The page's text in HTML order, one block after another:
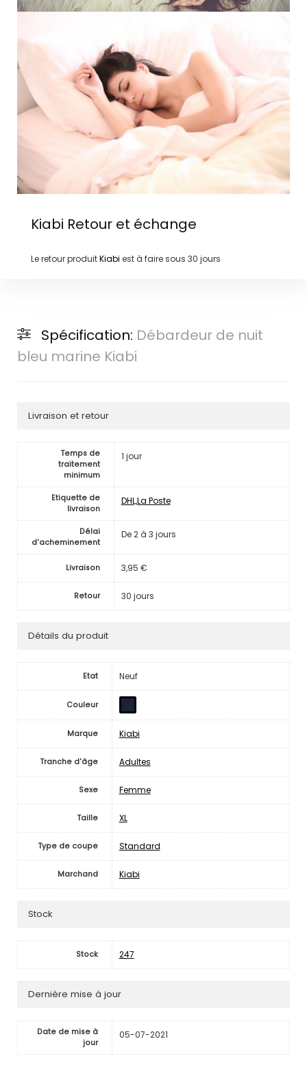
Kiabi Retour et échange
Le retour produitKiabi est à faire sous 30 jours
Spécification: Débardeur de nuit
bleu marine Kiabi
Livraison et retour
Temps de
traitement
minimum
1 jour
Etiquette de
livraison
DHL,La Poste
Délai
d'acheminement
De 2 à 3 jours
Livraison 3,95 €
Retour 30 jours
Détails du produit
Etat Neuf
Couleur
Marque Kiabi
Tranche d'âge Adultes
Sexe Femme
Taille XL
Type de coupe Standard
Marchand Kiabi
Stock
Stock 247
Dernière mise à jour
Date de mise à
jour
05-07-2021